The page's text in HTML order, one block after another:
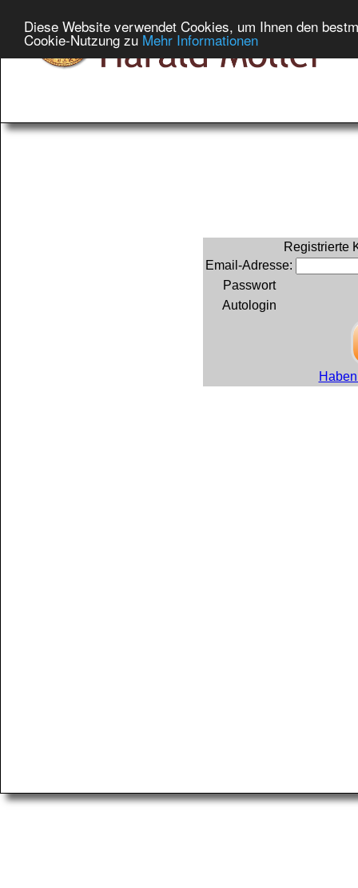
Diese Website verwendet Cookies, um Ihnen den
Cookie-Nutzung zu Mehr Informationen
Registrierte
Email-Adresse:
Passwort
Autologin